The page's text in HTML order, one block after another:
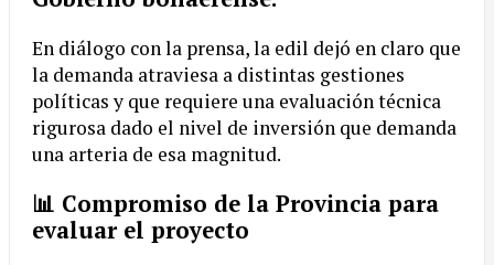
En diálogo con la prensa, la edil dejó en claro que
la demanda atraviesa a distintas gestiones
políticas y que requiere una evaluación técnica
rigurosa dado el nivel de inversión que demanda
una arteria de esa magnitud.
📊 Compromiso de la Provincia para
evaluar el proyecto